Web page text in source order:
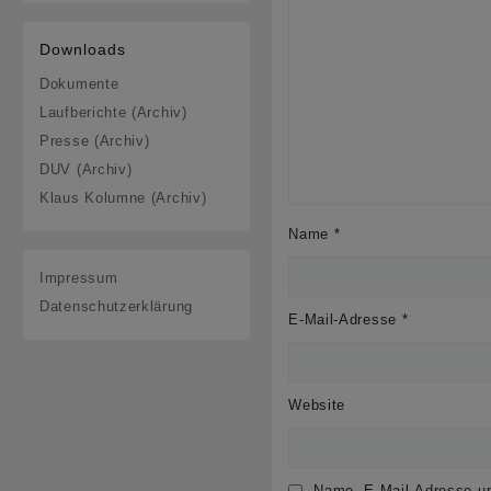
Downloads
Dokumente
Laufberichte (Archiv)
Presse (Archiv)
DUV (Archiv)
Klaus Kolumne (Archiv)
Impressum
Datenschutzerklärung
Name *
E-Mail-Adresse *
Website